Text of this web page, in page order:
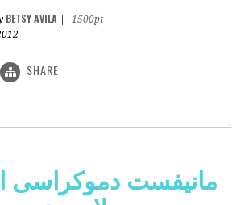
BETSY AVILA
1500pt
SHARE
مانیفست دموکراسی